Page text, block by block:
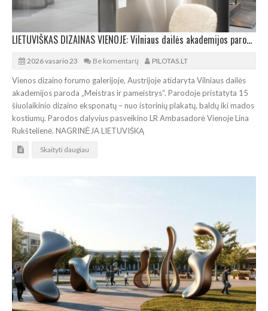
LIETUVIŠKAS DIZAINAS VIENOJE: Vilniaus dailės akademijos paroda „Meistras ir pameistrys“
2026 vasario 23 Be komentarų PILOTAS.LT
Vienos dizaino forumo galerijoje, Austrijoje atidaryta Vilniaus dailės
akademijos paroda „Meistras ir pameistrys“. Parodoje pristatyta 15
šiuolaikinio dizaino eksponatų – nuo istorinių plakatų, baldų iki mados
kostiumų. Parodos dalyvius pasveikino LR Ambasadorė Vienoje Lina
Rukštelienė. NAGRINĖJA LIETUVIŠKĄ
Skaityti daugiau